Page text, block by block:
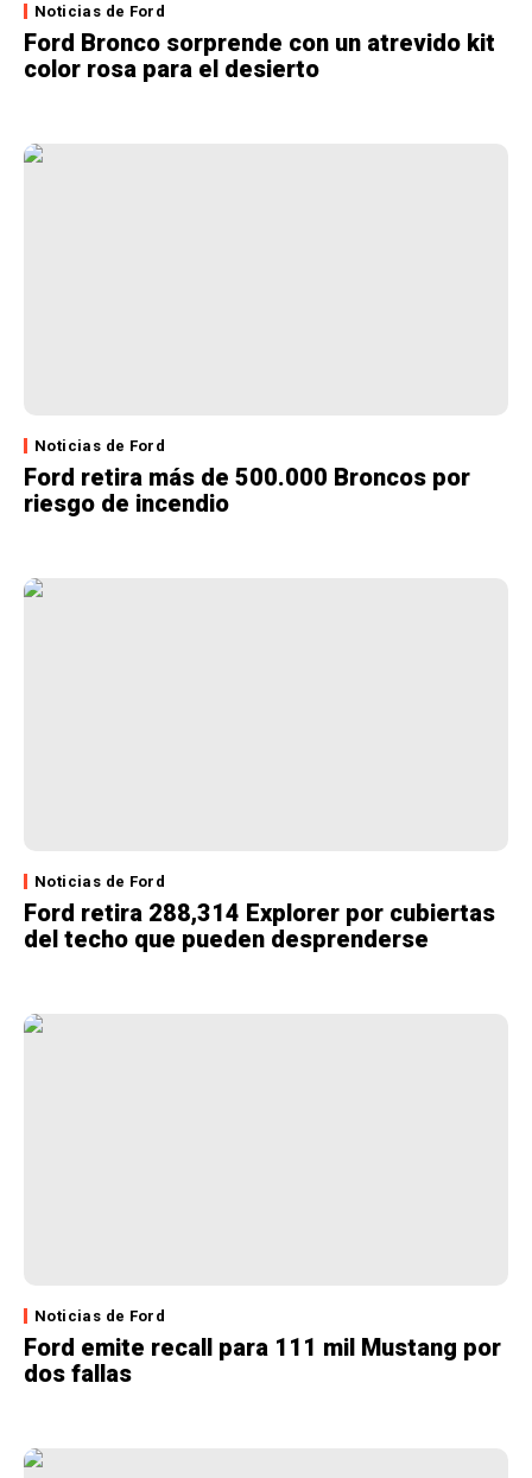
Noticias de Ford
Ford Bronco sorprende con un atrevido kit
color rosa para el desierto
Noticias de Ford
Ford retira más de 500.000 Broncos por
riesgo de incendio
Noticias de Ford
Ford retira 288,314 Explorer por cubiertas
del techo que pueden desprenderse
Noticias de Ford
Ford emite recall para 111 mil Mustang por
dos fallas